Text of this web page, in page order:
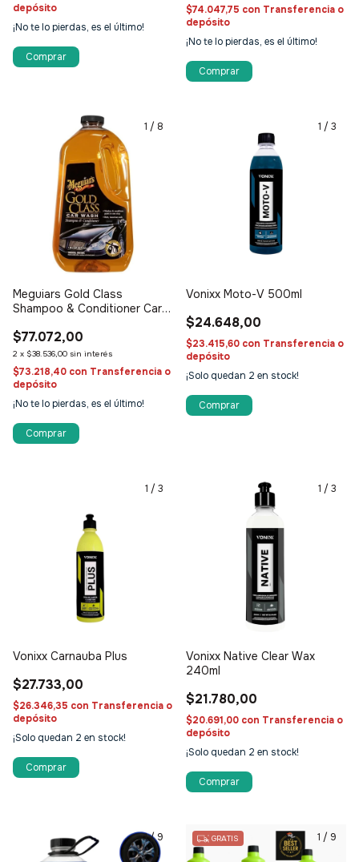
depósito
¡No te lo pierdas, es el último!
$74.047,75 con Transferencia o
depósito
¡No te lo pierdas, es el último!
1 / 8
Meguiars Gold Class
Shampoo & Conditioner Car
$77.072,00
2 x $38.536,00 sin interés
$73.218,40 con Transferencia o
depósito
¡No te lo pierdas, es el último!
1 / 3
Vonixx Moto-V 500ml
$24.648,00
$23.415,60 con Transferencia o
depósito
¡Solo quedan 2 en stock!
1 / 3
Vonixx Carnauba Plus
$27.733,00
$26.346,35 con Transferencia o
depósito
¡Solo quedan 2 en stock!
Comprar
1 / 3
Vonixx Native Clear Wax
240ml
$21.780,00
$20.691,00 con Transferencia o
depósito
¡Solo quedan 2 en stock!
1/9 1 / 9
GRATIS